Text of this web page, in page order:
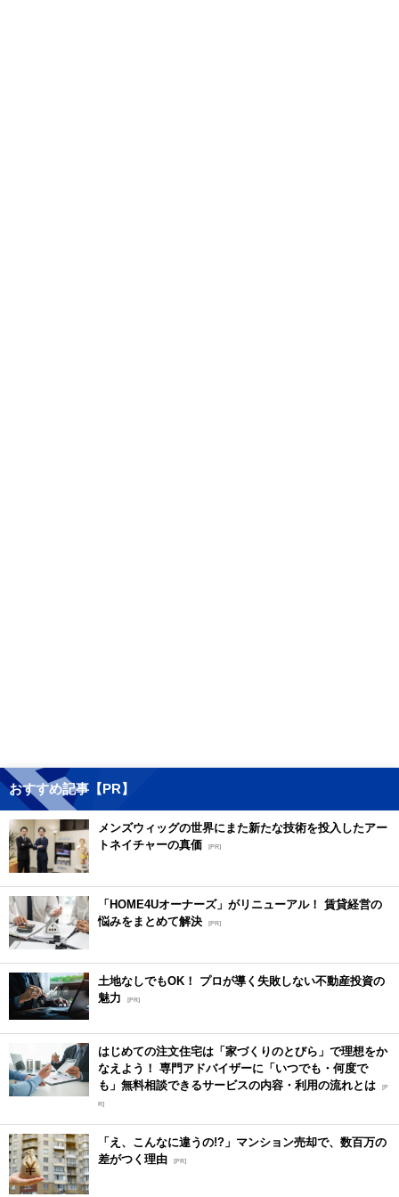
おすすめ記事【PR】
メンズウィッグの世界にまた新たな技術を投入したアー
トネイチャーの真価 [PR]
「HOME4Uオーナーズ」がリニューアル！ 賃貸経営の
悩みをまとめて解決 [PR]
土地なしでもOK！ プロが導く失敗しない不動産投資の
魅力
[PR]
はじめての注文住宅は「家づくりのとびら」で理想をか
なえよう！ 専門アドバイザーに「いつでも・何度で
も」無料相談できるサービスの内容・利用の流れとは [P
R]
「え、こんなに違うの!?」マンション売却で、数百万の
差がつく理由 [PR]